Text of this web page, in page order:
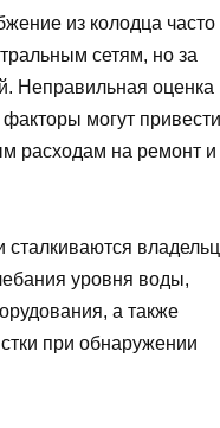
из колодца часто
сетям, но за
Неправильная оценка
могут
расходам на ремонт и
сталкиваются
уровня воды,
а также
при обнаружении